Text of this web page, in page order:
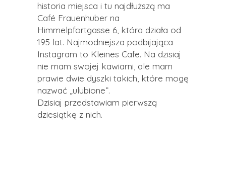
historia miejsca i tu najdłuższą ma
Café Frauenhuber na
Himmelpfortgasse 6, która działa od
195 lat. Najmodniejsza podbijająca
Instagram to Kleines Cafe. Na dzisiaj
nie mam swojej kawiarni, ale mam
prawie dwie dyszki takich, które mogę
nazwać „ulubione”.
Dzisiaj przedstawiam pierwszą
dziesiątkę z nich.